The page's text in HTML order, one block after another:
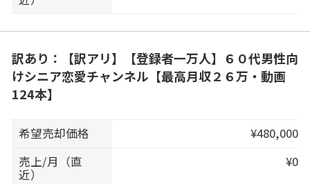
訳あり：【訳アリ】【登録者一万人】６０代男性向
けシニア恋愛チャンネル【最高月収２６万・動画
124本】
希望売却価格
¥480,000
売上/月（直
近）
¥0